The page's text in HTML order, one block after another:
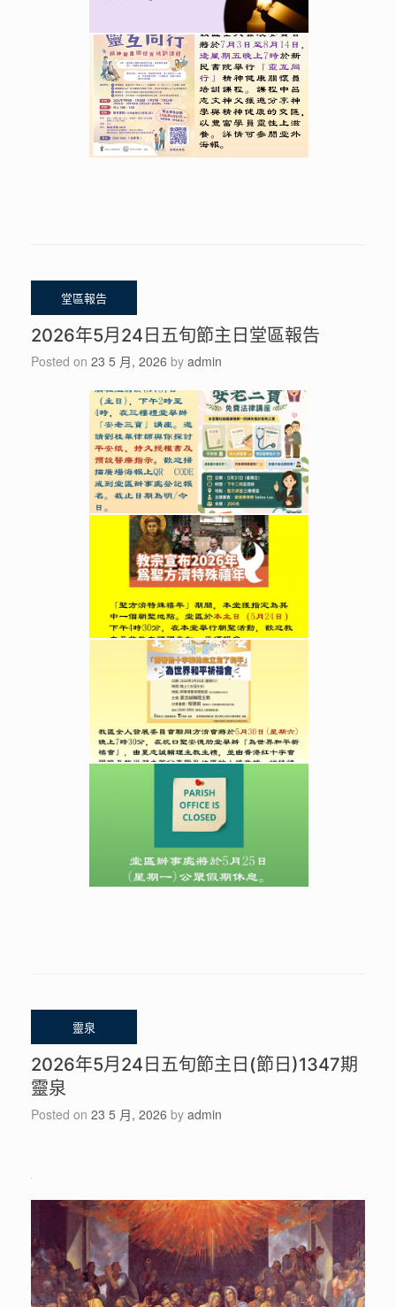
2026年5月24日五旬節主日堂區報告
Posted on 23 5 月, 2026 by admin
2026年5月24日五旬節主日(節日)1347期
靈泉
Posted on 23 5 月, 2026 by admin